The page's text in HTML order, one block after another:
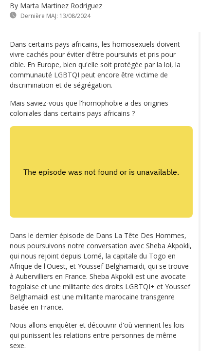
By Marta Martinez Rodriguez
Dernière MAJ: 13/08/2024
Dans certains pays africains, les homosexuels doivent
vivre cachés pour éviter d'être poursuivis et pris pour
cible. En Europe, bien qu'elle soit protégée par la loi, la
communauté LGBTQI peut encore être victime de
discrimination et de ségrégation.
Mais saviez-vous que l'homophobie a des origines
coloniales dans certains pays africains ?
Dans le dernier épisode de Dans La Tête Des Hommes,
nous poursuivons notre conversation avec Sheba Akpokli,
qui nous rejoint depuis Lomé, la capitale du Togo en
Afrique de l'Ouest, et Youssef Belghamaidi, qui se trouve
à Aubervilliers en France. Sheba Akpokli est une avocate
togolaise et une militante des droits LGBTQI+ et Youssef
Belghamaidi est une militante marocaine transgenre
basée en France.
Nous allons enquêter et découvrir d'où viennent les lois
qui punissent les relations entre personnes de même
sexe.